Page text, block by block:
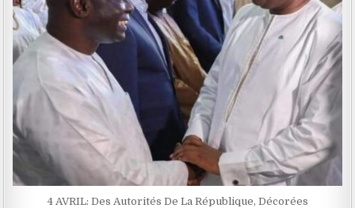
4 AVRIL: Des Autorités De La République, Décorées